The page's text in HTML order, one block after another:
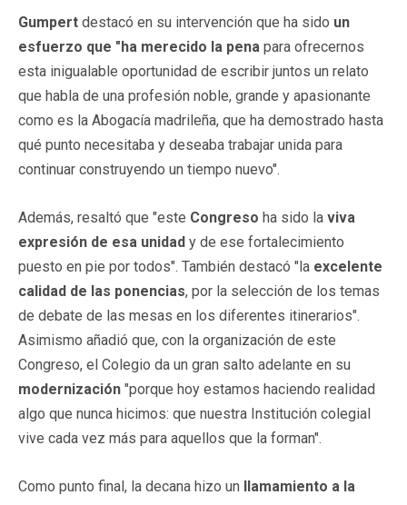
Gumpert destacó en su intervención que ha sido un
esfuerzo que "ha merecido la pena para ofrecernos
esta inigualable oportunidad de escribir juntos un relato
que habla de una profesión noble, grande y apasionante
como es la Abogacía madrileña, que ha demostrado hasta
qué punto necesitaba y deseaba trabajar unida para
continuar construyendo un tiempo nuevo".
Además, resaltó que "este Congreso ha sido la viva
expresión de esa unidad y de ese fortalecimiento
puesto en pie por todos". También destacó "la excelente
calidad de las ponencias, por la selección de los temas
de debate de las mesas en los diferentes itinerarios".
Asimismo añadió que, con la organización de este
Congreso, el Colegio da un gran salto adelante en su
modernización "porque hoy estamos haciendo realidad
algo que nunca hicimos: que nuestra Institución colegial
vive cada vez más para aquellos que la forman".
Como punto final, la decana hizo un llamamiento a la